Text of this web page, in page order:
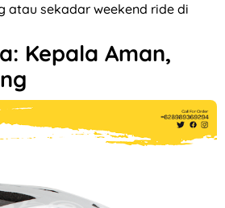
atau sekadar weekend ride di
Kepala Aman,